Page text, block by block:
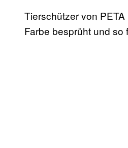
Tierschützer von
Farbe besprüht und